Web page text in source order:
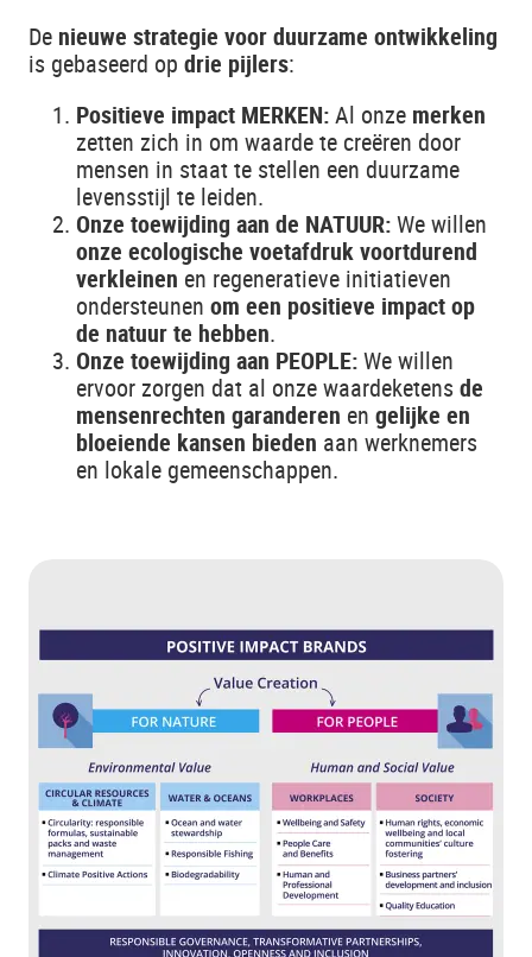
De nieuwe strategie voor duurzame ontwikkeling
is gebaseerd op drie pijlers:
Positieve impact MERKEN:Al onze merken
zetten zich in om waarde te creëren door
mensen in staat te stellen een duurzame
levensstijl te leiden.
Onze toewijding aan de NATUUR:We willen
onze ecologische voetafdruk voortdurend
verkleinen en regeneratieve initiatieven
ondersteunen om een positieve impact op
de natuur te hebben.
Onze toewijding aan PEOPLE:We willen
ervoor zorgen dat al onze waardeketens de
mensenrechten garanderen en gelijke en
bloeiende kansen bieden aan werknemers
en lokale gemeenschappen.